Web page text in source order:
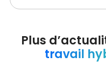
Plus
travail